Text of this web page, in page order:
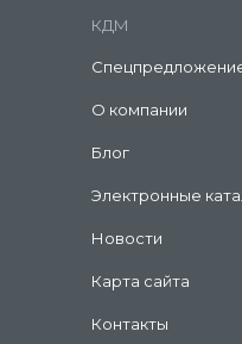
КДМ
О компании
Блог
Электронные
Новости
Карта сайта
Контакты